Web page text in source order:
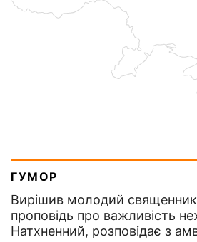
ГУМОР
Вирішив молодий
проповідь про важливість
Натхненний, розповідає з